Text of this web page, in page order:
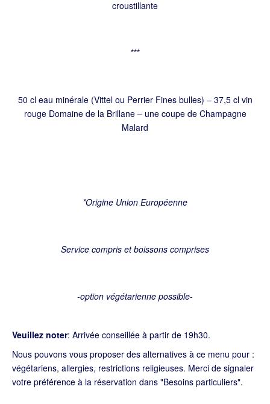
croustillante
***
50 cl eau minérale (Vittel ou Perrier Fines bulles) – 37,5 cl vin
rouge Domaine de la Brillane – une coupe de Champagne
Malard
*Origine Union Européenne
Service compris et boissons comprises
-option végétarienne possible-
Veuillez noter: Arrivée conseillée à partir de 19h30.
Nous pouvons vous proposer des alternatives à ce menu pour :
végétariens, allergies, restrictions religieuses. Merci de signaler
votre préférence à la réservation dans "Besoins particuliers".